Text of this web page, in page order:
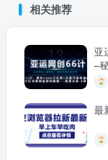
相关推荐
亚
–
最